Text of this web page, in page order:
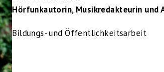
Hörfunkautorin, Musikredakteurin und
Bildungs- und Öffentlichkeitsarbeit